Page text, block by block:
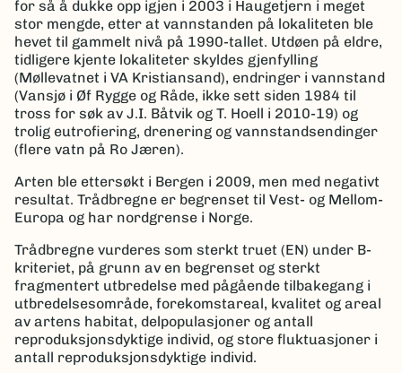
for så å dukke opp igjen i 2003 i Haugetjern i meget
stor mengde, etter at vannstanden på lokaliteten ble
hevet til gammelt nivå på 1990-tallet. Utdøen på eldre,
tidligere kjente lokaliteter skyldes gjenfylling
(Møllevatnet i VA Kristiansand), endringer i vannstand
(Vansjø i Øf Rygge og Råde, ikke sett siden 1984 til
tross for søk av J.I. Båtvik og T. Hoell i 2010-19) og
trolig eutrofiering, drenering og vannstandsendinger
(flere vatn på Ro Jæren).
Arten ble ettersøkt i Bergen i 2009, men med negativt
resultat. Trådbregne er begrenset til Vest- og Mellom-
Europa og har nordgrense i Norge.
Trådbregne vurderes som sterkt truet (EN) under B-
kriteriet, på grunn av en begrenset og sterkt
fragmentert utbredelse med pågående tilbakegang i
utbredelsesområde, forekomstareal, kvalitet og areal
av artens habitat, delpopulasjoner og antall
reproduksjonsdyktige individ, og store fluktuasjoner i
antall reproduksjonsdyktige individ.